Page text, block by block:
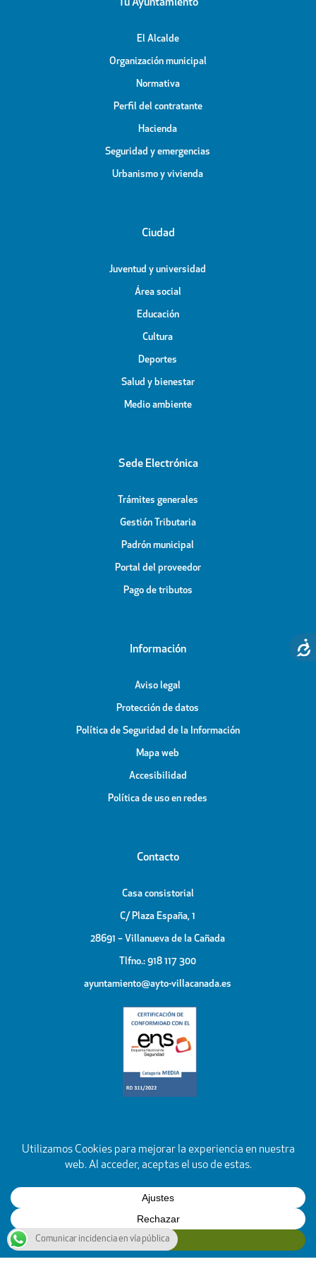
Tu Ayuntamiento
El Alcalde
Organización municipal
Normativa
Perfil del contratante
Hacienda
Seguridad y emergencias
Urbanismo y vivienda
Ciudad
Juventud y universidad
Área social
Educación
Cultura
Deportes
Salud y bienestar
Medio ambiente
Sede Electrónica
Trámites generales
Gestión Tributaria
Padrón municipal
Portal del proveedor
Pago de tributos
Información
Aviso legal
Protección de datos
Política de Seguridad de la Información
Mapa web
Accesibilidad
Política de uso en redes
Contacto
Casa consistorial
C/ Plaza España, 1
28691 – Villanueva de la Cañada
Tlfno.: 918 117 300
ayuntamiento@ayto-villacanada.es
Comunicar incidencia en vía pública